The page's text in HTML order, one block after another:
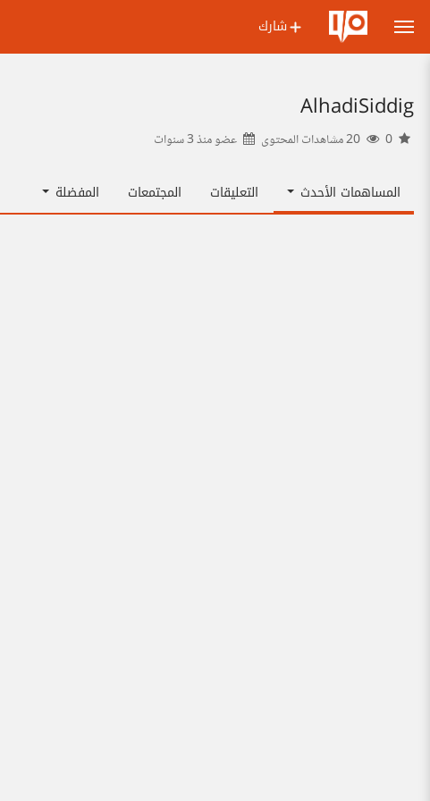
شارك
AlhadiSiddig
عضو منذ3 سنوات
المساهمات الأحدث التعليقات المجتمعات المفضلة